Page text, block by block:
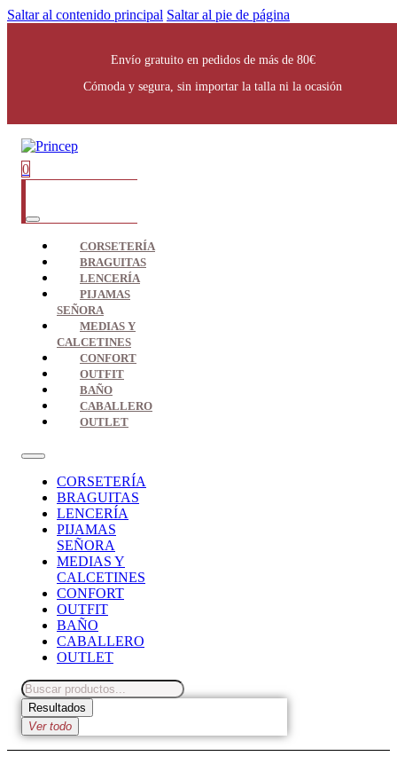
Saltar al contenido principal Saltar al pie de página
Envío gratuito en pedidos de más de 80€
Cómoda y segura, sin importar la talla ni la ocasión
0
CORSETERÍA
BRAGUITAS
LENCERÍA
PIJAMAS
SEÑORA
MEDIAS Y
CALCETINES
CONFORT
OUTFIT
BAÑO
CABALLERO
OUTLET
CORSETERÍA
BRAGUITAS
LENCERÍA
PIJAMAS
SEÑORA
MEDIAS Y
CALCETINES
CONFORT
OUTFIT
BAÑO
CABALLERO
OUTLET
Search
...Resultados
Ver todo